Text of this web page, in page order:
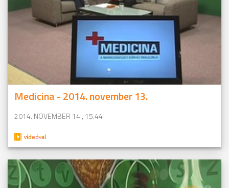
Medicina - 2014. november 13.
2014. NOVEMBER 14., 15:44